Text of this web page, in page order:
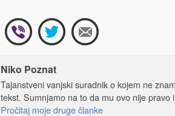
Niko Poznat
Tajanstveni vanjski suradnik o kojem ne
tekst. Sumnjamo na to da mu ovo nije pravo
Pročitaj moje druge članke